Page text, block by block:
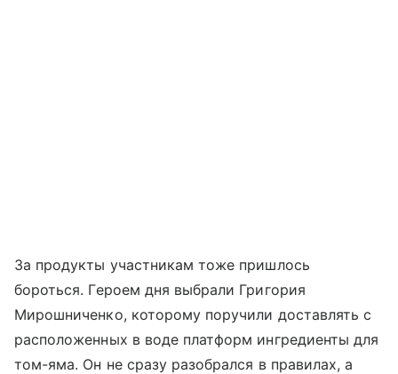
За продукты участникам тоже пришлось
бороться. Героем дня выбрали Григория
Мирошниченко, которому поручили доставлять с
расположенных в воде платформ ингредиенты для
том-яма. Он не сразу разобрался в правилах, а